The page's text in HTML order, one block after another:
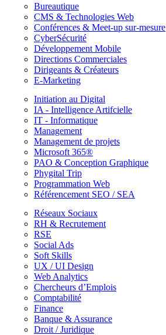
Bureautique
CMS & Technologies Web
Conférences & Meet-up sur-mesure
CyberSécurité
Développement Mobile
Directions Commerciales
Dirigeants & Créateurs
E-Marketing
Initiation au Digital
IA - Intelligence Artifcielle
IT - Informatique
Management
Management de projets
Microsoft 365®
PAO & Conception Graphique
Phygital Trip
Programmation Web
Référencement SEO / SEA
Réseaux Sociaux
RH & Recrutement
RSE
Social Ads
Soft Skills
UX / UI Design
Web Analytics
Chercheurs d’Emplois
Comptabilité
Finance
Banque & Assurance
Droit / Juridique